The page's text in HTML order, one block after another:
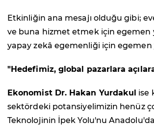
Etkinliğin ana mesajı olduğu gibi;
ve buna hizmet etmek için egemen
yapay zekâ egemenliği için
"Hedefimiz, global pazarlara
Ekonomist Dr. Hakan Yurdakul ise
sektördeki potansiyelimizin henüz
Teknolojinin İpek Yolu'nu